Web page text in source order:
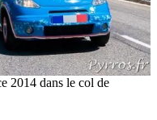
2014 dans le col de